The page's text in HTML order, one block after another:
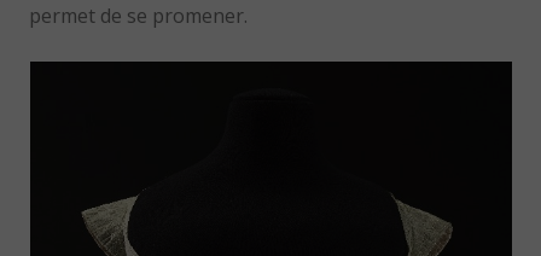
permet de se promener.